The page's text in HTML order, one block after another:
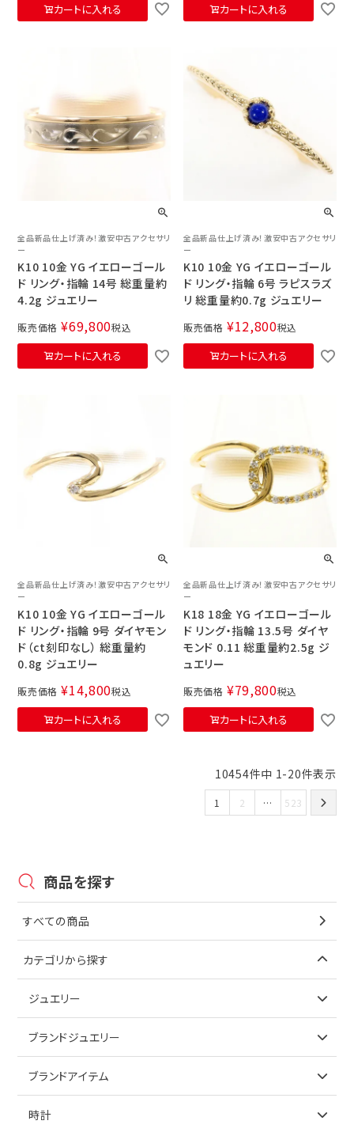
カートに入れる カートに入れる
全品新品仕上げ済み！激安中古アクセサリ
ー
K10 10金 YG イエローゴール
ド リング・指輪 14号 総重量約
4.2g ジュエリー
販売価格 ¥69,800税込
カートに入れる
全品新品仕上げ済み！激安中古アクセサリ
ー
K10 10金 YG イエローゴール
ド リング・指輪 6号 ラピスラズ
リ 総重量約0.7g ジュエリー
販売価格 ¥12,800税込
カートに入れる
全品新品仕上げ済み！激安中古アクセサリ
ー
K10 10金 YG イエローゴール
ド リング・指輪 9号 ダイヤモン
ド（ct刻印なし） 総重量約
0.8g ジュエリー
販売価格 ¥14,800税込
カートに入れる
全品新品仕上げ済み！激安中古アクセサリ
ー
K18 18金 YG イエローゴール
ド リング・指輪 13.5号 ダイヤ
モンド 0.11 総重量約2.5g ジ
ュエリー
販売価格 ¥79,800税込
カートに入れる
10454件中 1-20件表示
1 2 … 523
商品を探す
すべての商品
カテゴリから探す
ジュエリー
アイテムで探す
ブランドジュエリー
アイテムで探す
ブランドアイテム
アイテムで探す
時計